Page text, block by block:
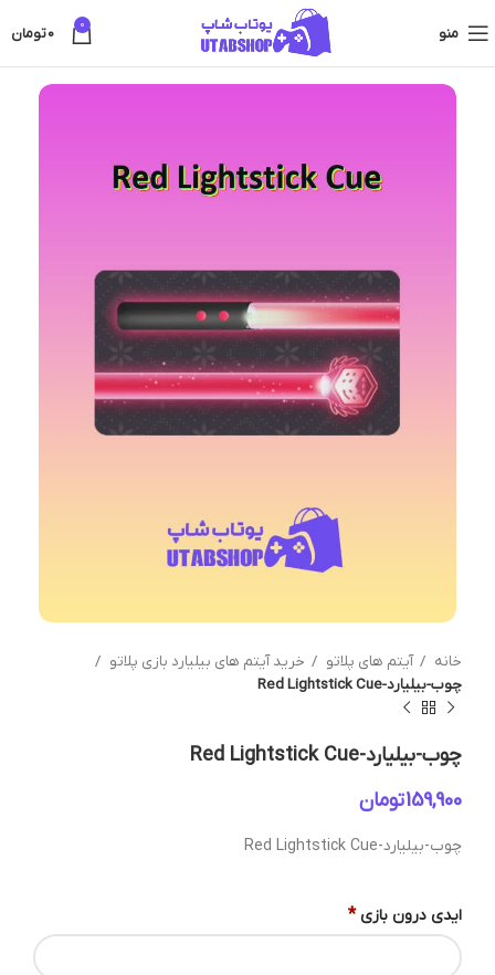
منو 0
0تومان
خانه آیتم های پلاتو
خرید آیتم های بیلیارد بازی پلاتو
چوب-بیلیارد-Red Lightstick Cue
چوب-بیلیارد-Red Lightstick Cue
تومان
چوب-بیلیارد-Red Lightstick Cue
ایدی درون بازی *